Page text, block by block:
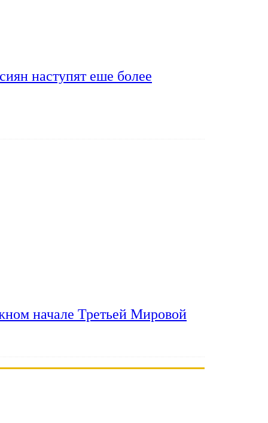
наступят еше более
начале Третьей Мировой